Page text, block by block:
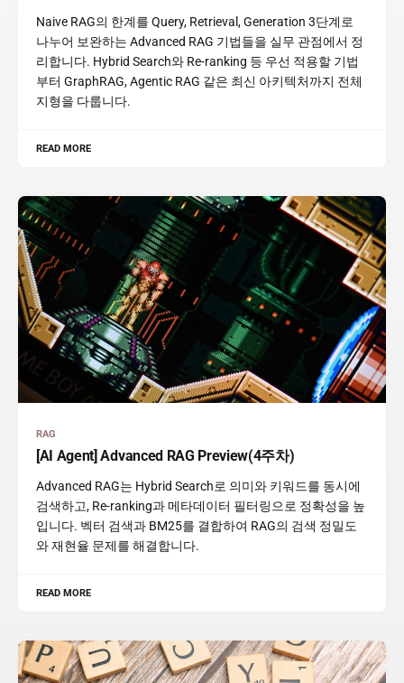
Naive RAG의 한계를 Query, Retrieval, Generation 3단계로
나누어 보완하는 Advanced RAG 기법들을 실무 관점에서 정
리합니다. Hybrid Search와 Re-ranking 등 우선 적용할 기법
부터 GraphRAG, Agentic RAG 같은 최신 아키텍처까지 전체
지형을 다룹니다.
READ MORE
RAG
[AI Agent] Advanced RAG Preview(4주차)
Advanced RAG는 Hybrid Search로 의미와 키워드를 동시에
검색하고, Re-ranking과 메타데이터 필터링으로 정확성을 높
입니다. 벡터 검색과 BM25를 결합하여 RAG의 검색 정밀도
와 재현율 문제를 해결합니다.
READ MORE